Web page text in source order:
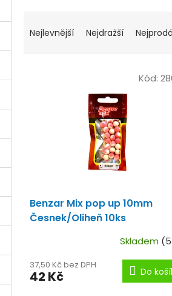
aNejlevnější Nejdražší
Benzar Mix pop up 10mm
Česnek/Oliheň 10ks
Skladem
37,50 Kč bez DPH
42 Kč Do
Kód: